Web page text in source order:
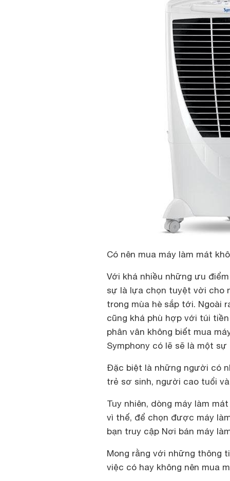
Có nên mua máy làm mát
Với khá nhiều những ưu
sự là lựa chọn tuyệt vời cho
trong mùa hè sắp tới. Ngoài
cũng khá phù hợp với túi
phân vân không biết mua
Symphony có lẽ sẽ là một
Đặc biệt là những người có
trẻ sơ sinh, người cao tuổi
Tuy nhiên, dòng máy làm
vì thế, để chọn được máy
bạn truy cập Nơi bán máy
Mong rằng với những thông
việc có hay không nên mua